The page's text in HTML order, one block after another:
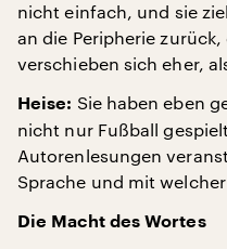
nicht einfach, und sie
an die Peripherie
verschieben sich eher,
Heise: Sie haben eben
nicht nur Fußball
Autorenlesungen
Sprache und mit welcher
Die Macht des Wortes